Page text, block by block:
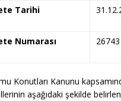
Tarihi
Numarası
Konutları Kanunu
aşağıdaki şekilde